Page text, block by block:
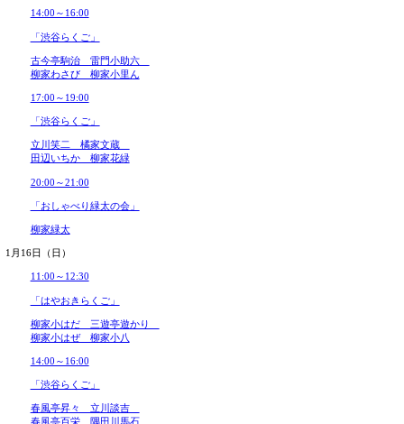
2025年05月
2025年03月
2025年02月
2024年12月
2024年11月
2024年10月
2024年09月
2024年08月
2024年07月
2024年06月
2024年04月
2024年03月
2024年02月
2024年01月
2023年12月
2023年11月
2023年08月
17:45～18:45
「ふたりらくご」
立川こしら 入船亭扇里
19:00～21:00
橘家文吾 柳亭小痴楽
林家つる子 古今亭文菊
1月15日（土）
14:00～16:00
「渋谷らくご」
古今亭駒治 雷門小助六
柳家わさび 柳家小里ん
17:00～19:00